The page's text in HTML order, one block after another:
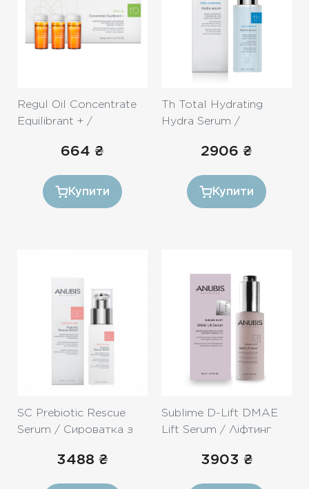
Regul Oil Concentrate
Equilibrant + /
концентрат 5ml
664 ₴
Купити
Th Total Hydrating
Hydra Serum /
зволоження» 30ml
2906 ₴
Купити
SC Prebiotic Rescue
Serum / Сироватка з
нейроблокатором
3488 ₴
Sublime D-Lift DMAE
Lift Serum / Ліфтинг
2,5%, 30ml3903 ₴